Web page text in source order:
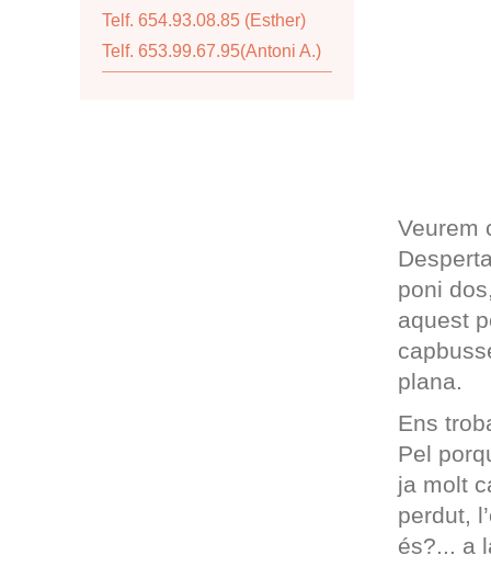
Veurem
poni
aquest
plana.
Ens
Pel
ja molt
perdut,
és?... a
Telf. 654.93.08.85 (Esther)
Telf. 653.99.67.95(Antoni A.)